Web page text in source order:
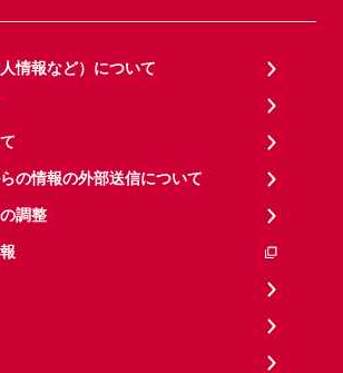
情報など）について
の情報の外部送信について
調整